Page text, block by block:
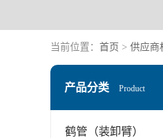
当前位置： 首页 > 供应商
产品分类 Product
鹤管（装卸臂）